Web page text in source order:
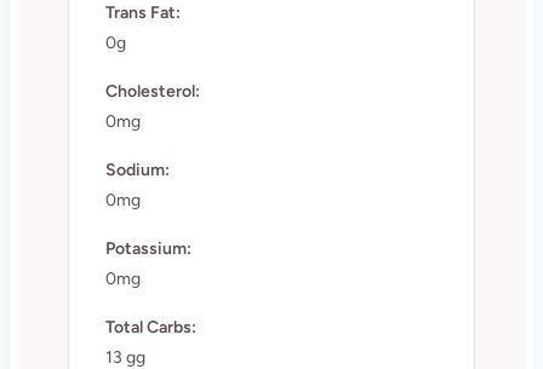
Trans Fat:
0g
Cholesterol:
0mg
Sodium:
0mg
Potassium:
0mg
Total Carbs:
13 gg